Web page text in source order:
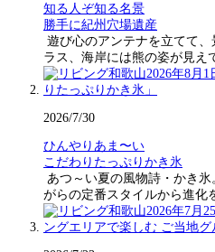
知る人ぞ知る名景
勝手に紀州穴場遺産
遊び心のアンテナを立てて
ラス、海岸には熊の姿が見え
2026/7/30
ひんやりあま〜い
こだわりたっぷりかき氷
あつ～い夏の風物詩・かき
がらの定番スタイルから進化